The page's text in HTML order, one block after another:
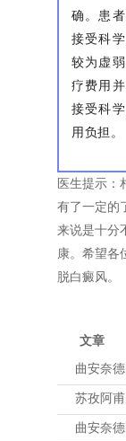
确。患
接受科
较为虚
疗费用
接受科
用负担。
医生提示：
有了一定的
来说是十分
康。希望各
脱白癜风。
文章
曲安奈
苏孜阿
曲安奈